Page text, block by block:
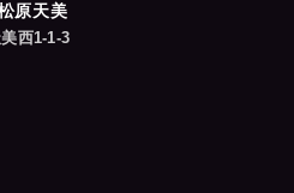
原天美
西1-1-3